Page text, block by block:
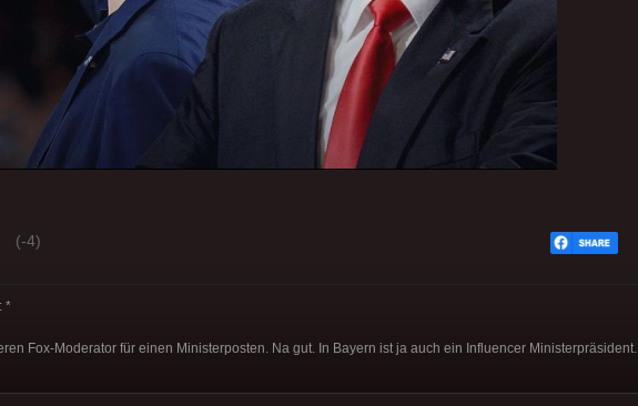
(-4)
*
Fox-Moderator für einen Ministerposten. Na gut. In Bayern ist ja auch ein Influencer Ministerpräsident.